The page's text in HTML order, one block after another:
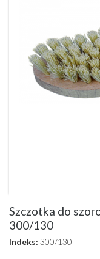
Szczotka do
300/130
Indeks: 300/130